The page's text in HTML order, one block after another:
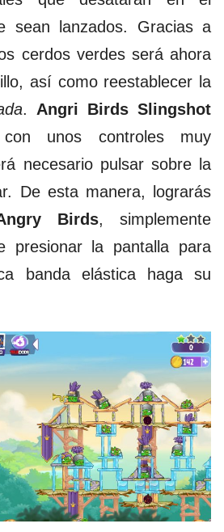
sean lanzados. Gracias a
cerdos verdes será ahora
así como reestablecer la
. Angri Birds Slingshot
unos controles muy
necesario pulsar sobre la
De esta manera, lograrás
Birds, simplemente
presionar la pantalla para
banda elástica haga su